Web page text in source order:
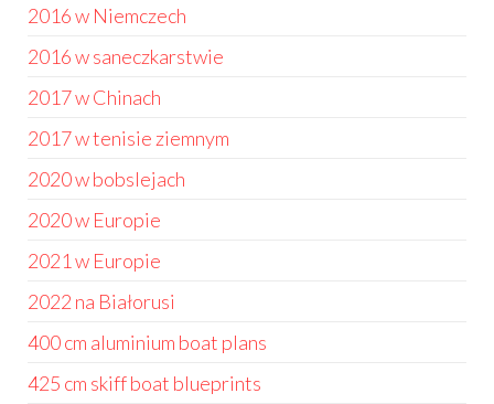
2016 w Niemczech
2016 w saneczkarstwie
2017 w Chinach
2017 w tenisie ziemnym
2020 w bobslejach
2020 w Europie
2021 w Europie
2022 na Białorusi
400 cm aluminium boat plans
425 cm skiff boat blueprints